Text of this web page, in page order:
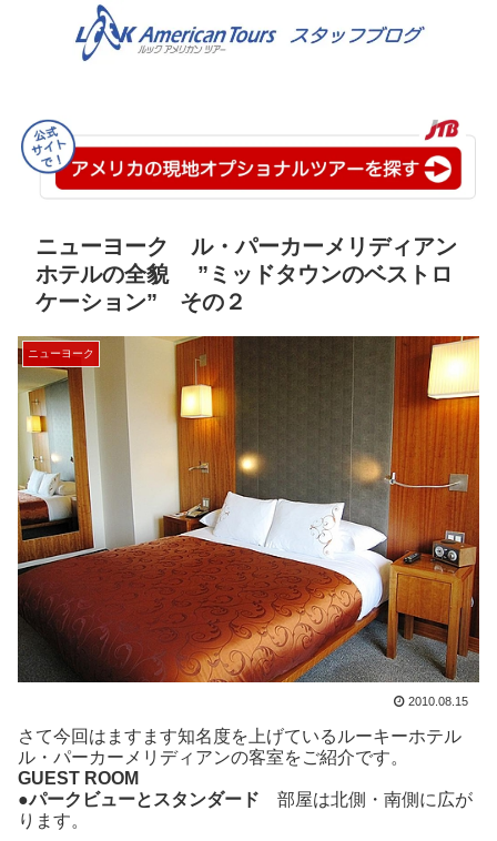
ニューヨーク ル・パーカーメリディアン
ホテルの全貌 ”ミッドタウンのベストロ
ケーション” その２
ニューヨーク
2010.08.15
さて今回はますます知名度を上げているルーキーホテル
ル・パーカーメリディアンの客室をご紹介です。
GUEST ROOM
●パークビューとスタンダード 部屋は北側・南側に広が
ります。